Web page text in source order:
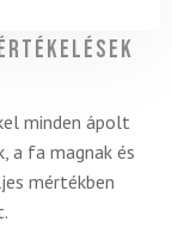
minden ápolt
a fa magnak és
mértékben